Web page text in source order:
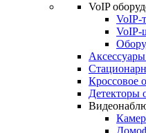
VoIP
VoIP-
Кроссовое
Детекторы